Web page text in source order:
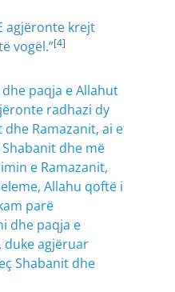
agjëronte krejt
vogël.”[4]
paqja e Allahut
radhazi dy
Ramazanit, ai e
dhe më
e Ramazanit,
Allahu qoftë i
parë
dhe paqja e
duke agjëruar
Shabanit dhe